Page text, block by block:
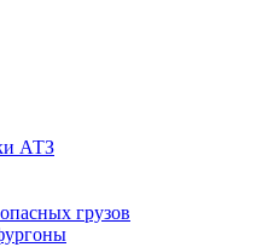
АТЗ
грузов